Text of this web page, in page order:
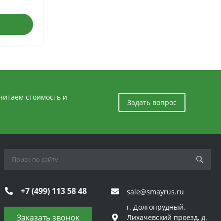
стоимость и
Задать вопрос
+7 (499) 113 58 48 sale@smayrus.ru
Заказать звонок
г. Долгопрудный,
Лихачевский проезд, д.